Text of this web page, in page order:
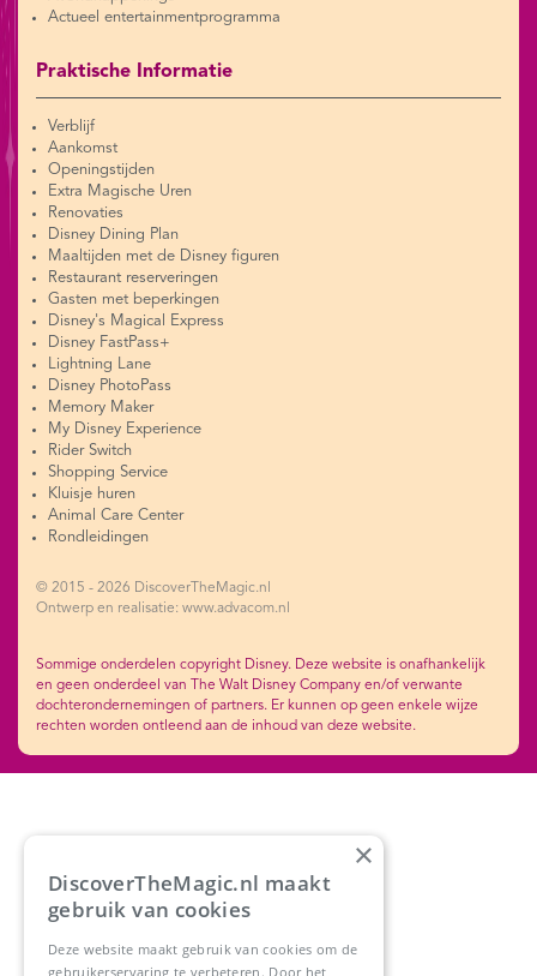
Actueel entertainmentprogramma
Praktische Informatie
Verblijf
Aankomst
Openingstijden
Extra Magische Uren
Renovaties
Disney Dining Plan
Maaltijden met de Disney figuren
Restaurant reserveringen
Gasten met beperkingen
Disney's Magical Express
Disney FastPass+
Lightning Lane
Disney PhotoPass
Memory Maker
My Disney Experience
Rider Switch
Shopping Service
Kluisje huren
Animal Care Center
Rondleidingen
© 2015 - 2026 DiscoverTheMagic.nl
Ontwerp en realisatie: www.advacom.nl
Sommige onderdelen copyright Disney. Deze website is onafhankelijk
en geen onderdeel van The Walt Disney Company en/of verwante
dochterondernemingen of partners. Er kunnen op geen enkele wijze
rechten worden ontleend aan de inhoud van deze website.
DiscoverTheMagic.nl maakt
gebruik van cookies
Deze website maakt gebruik van cookies om de
gebruikerservaring te verbeteren. Door het
×